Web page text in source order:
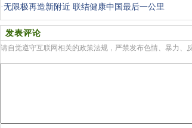
·无限极再造新附近 联结健康中国最后一公里
发表评论
请自觉遵守互联网相关的政策法规，严禁发布色情、暴力、